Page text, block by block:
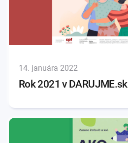
14. januára 2022
Rok 2021 v DARUJME.sk